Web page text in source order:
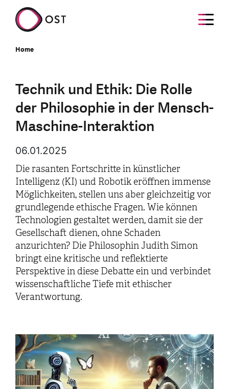
Home
Technik und Ethik: Die Rolle
der Philosophie in der Mensch-
Maschine-Interaktion
06.01.2025
Die rasanten Fortschritte in künstlicher
Intelligenz (KI) und Robotik eröffnen immense
Möglichkeiten, stellen uns aber gleichzeitig vor
grundlegende ethische Fragen. Wie können
Technologien gestaltet werden, damit sie der
Gesellschaft dienen, ohne Schaden
anzurichten? Die Philosophin Judith Simon
bringt eine kritische und reflektierte
Perspektive in diese Debatte ein und verbindet
wissenschaftliche Tiefe mit ethischer
Verantwortung.